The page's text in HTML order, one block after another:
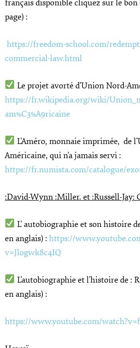
français disponible cliquez sur le bon
page) :
https://freedom-school.com/
commercial-law.html
Le projet avorté d’Union Nord-
https://fr.wikipedia.org/wiki/
am%C3%A9ricaine
L’Améro, monnaie imprimée, de
Américaine, qui n’a jamais servi :
https://fr.numista.com/catalogue/
:David-Wynn :Miller. et :Russell-Jay:
L’ autobiographie et son histoire
en anglais) : https://
v=Jlogwk8c4IQ
L’autobiographie et l’histoire de :
en anglais) :
https://www.youtube.com/